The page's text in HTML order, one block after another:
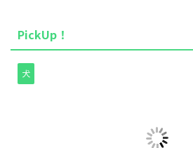
PickUp！
犬